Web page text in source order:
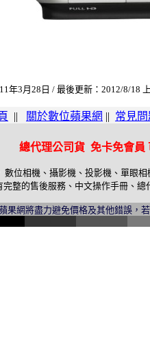
年3月28日 / 最後更新：2012/8/
|| 關於數位蘋果網 || 常見
總代理公司貨 免卡免會
數位相機、攝影機、投影機、單眼
整的售後服務、中文操作手冊、
果網將盡力避免價格及其他錯誤，